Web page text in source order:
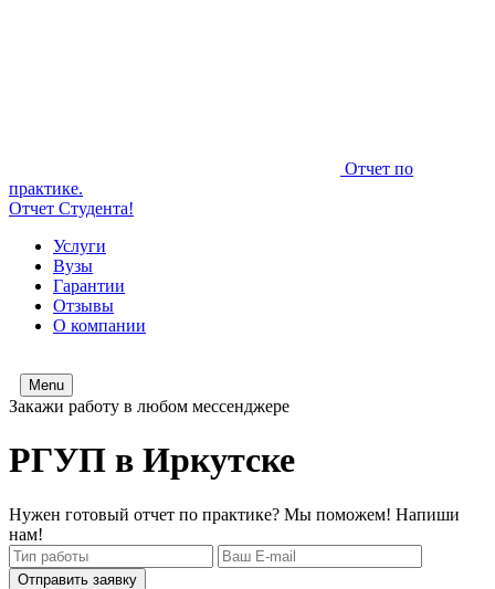
Отчет по
практике.
Отчет Студента!
Услуги
Вузы
Гарантии
Отзывы
О компании
Menu
Закажи работу в любом мессенджере
РГУП в Иркутске
Нужен готовый отчет по практике? Мы поможем! Напиши
нам!
Отправить заявку